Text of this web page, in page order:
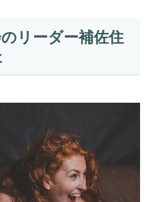
リーダー補佐住